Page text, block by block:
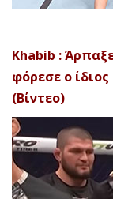
Khabib :
φόρεσε ο
(Βίντεο)